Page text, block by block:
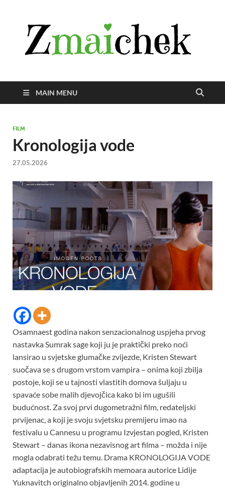
MAIN MENU
FILM
Kronologija vode
27.05.2026
Osamnaest godina nakon senzacionalnog uspjeha prvog
nastavka Sumrak sage koji ju je praktički preko noći
lansirao u svjetske glumačke zvijezde, Kristen Stewart
suočava se s drugom vrstom vampira – onima koji zbilja
postoje, koji se u tajnosti vlastitih domova šuljaju u
spavaće sobe malih djevojčica kako bi im ugušili
budućnost. Za svoj prvi dugometražni film, redateljski
prvijenac, a koji je svoju svjetsku premijeru imao na
festivalu u Cannesu u programu Izvjestan pogled, Kristen
Stewart – danas ikona nezavisnog art filma – možda i nije
mogla odabrati težu temu. Drama KRONOLOGIJA VODE
adaptacija je autobiografskih memoara autorice Lidije
Yuknavitch originalno objavljenih 2014. godine u